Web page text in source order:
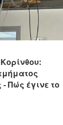
Πώς έγινε το